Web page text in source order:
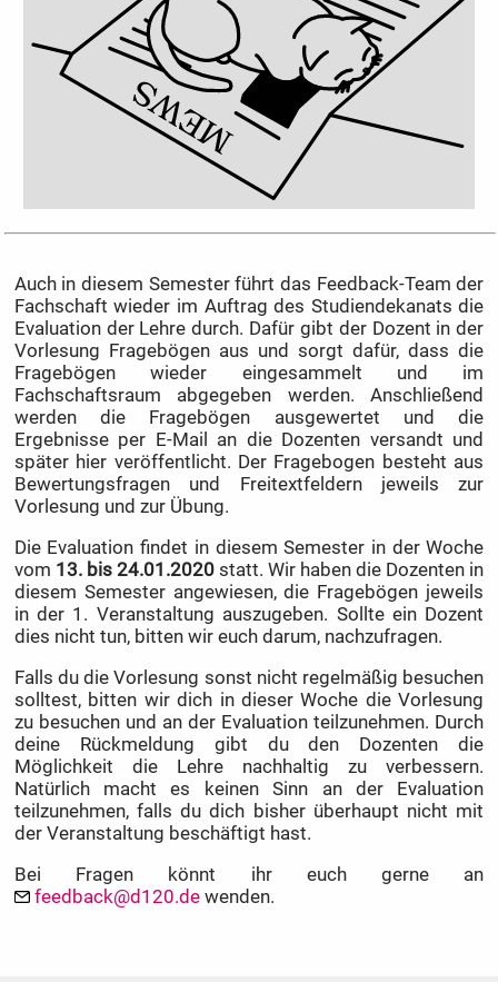
Auch in diesem Semester führt das Feedback-Team der
Fachschaft wieder im Auftrag des Studiendekanats die
Evaluation der Lehre durch. Dafür gibt der Dozent in der
Vorlesung Fragebögen aus und sorgt dafür, dass die
Fragebögen wieder eingesammelt und im
Fachschaftsraum abgegeben werden. Anschließend
werden die Fragebögen ausgewertet und die
Ergebnisse per E-Mail an die Dozenten versandt und
später hier veröffentlicht. Der Fragebogen besteht aus
Bewertungsfragen und Freitextfeldern jeweils zur
Vorlesung und zur Übung.
Die Evaluation findet in diesem Semester in der Woche
vom 13. bis 24.01.2020statt. Wir haben die Dozenten in
diesem Semester angewiesen, die Fragebögen jeweils
in der 1. Veranstaltung auszugeben. Sollte ein Dozent
dies nicht tun, bitten wir euch darum, nachzufragen.
Falls du die Vorlesung sonst nicht regelmäßig besuchen
solltest, bitten wir dich in dieser Woche die Vorlesung
zu besuchen und an der Evaluation teilzunehmen. Durch
deine Rückmeldung gibt du den Dozenten die
Möglichkeit die Lehre nachhaltig zu verbessern.
Natürlich macht es keinen Sinn an der Evaluation
teilzunehmen, falls du dich bisher überhaupt nicht mit
der Veranstaltung beschäftigt hast.
Bei Fragen könnt ihr euch gerne an
feedback@d120.dewenden.